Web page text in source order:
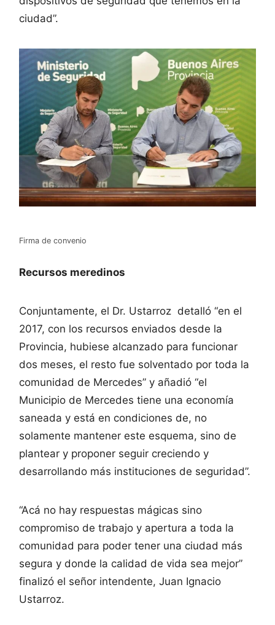
ciudad”.
Firma de convenio
Recursos meredinos
Conjuntamente, el Dr. Ustarroz detalló “en el
2017, con los recursos enviados desde la
Provincia, hubiese alcanzado para funcionar
dos meses, el resto fue solventado por toda la
comunidad de Mercedes” y añadió “el
Municipio de Mercedes tiene una economía
saneada y está en condiciones de, no
solamente mantener este esquema, sino de
plantear y proponer seguir creciendo y
desarrollando más instituciones de seguridad”.
“Acá no hay respuestas mágicas sino
compromiso de trabajo y apertura a toda la
comunidad para poder tener una ciudad más
segura y donde la calidad de vida sea mejor”
finalizó el señor intendente, Juan Ignacio
Ustarroz.